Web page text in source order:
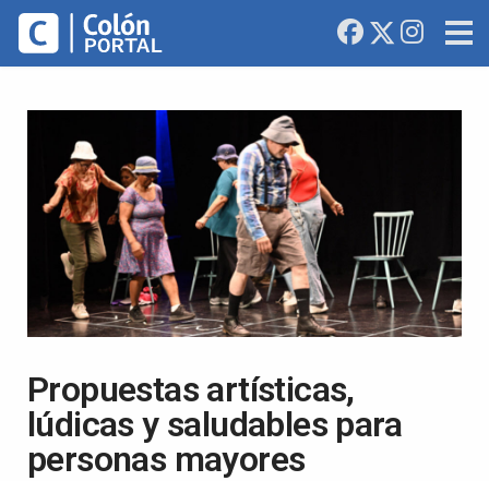
Propuestas artísticas,
lúdicas y saludables para
personas mayores